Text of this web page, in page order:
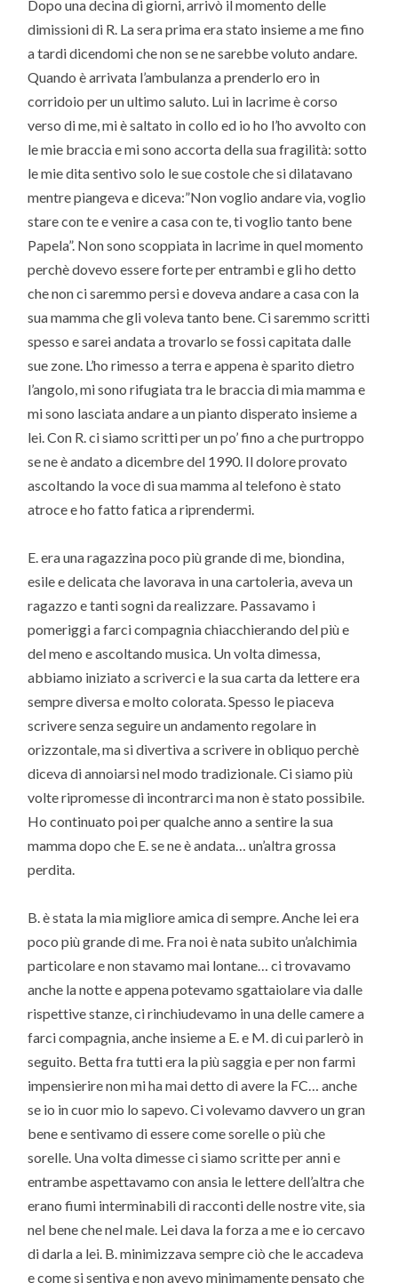
Dopo una decina di giorni, arrivò il momento delle
dimissioni di R. La sera prima era stato insieme a me fino
a tardi dicendomi che non se ne sarebbe voluto andare.
Quando è arrivata l’ambulanza a prenderlo ero in
corridoio per un ultimo saluto. Lui in lacrime è corso
verso di me, mi è saltato in collo ed io ho l’ho avvolto con
le mie braccia e mi sono accorta della sua fragilità: sotto
le mie dita sentivo solo le sue costole che si dilatavano
mentre piangeva e diceva:”Non voglio andare via, voglio
stare con te e venire a casa con te, ti voglio tanto bene
Papela”. Non sono scoppiata in lacrime in quel momento
perchè dovevo essere forte per entrambi e gli ho detto
che non ci saremmo persi e doveva andare a casa con la
sua mamma che gli voleva tanto bene. Ci saremmo scritti
spesso e sarei andata a trovarlo se fossi capitata dalle
sue zone. L’ho rimesso a terra e appena è sparito dietro
l’angolo, mi sono rifugiata tra le braccia di mia mamma e
mi sono lasciata andare a un pianto disperato insieme a
lei. Con R. ci siamo scritti per un po’ fino a che purtroppo
se ne è andato a dicembre del 1990. Il dolore provato
ascoltando la voce di sua mamma al telefono è stato
atroce e ho fatto fatica a riprendermi.
E. era una ragazzina poco più grande di me, biondina,
esile e delicata che lavorava in una cartoleria, aveva un
ragazzo e tanti sogni da realizzare. Passavamo i
pomeriggi a farci compagnia chiacchierando del più e
del meno e ascoltando musica. Un volta dimessa,
abbiamo iniziato a scriverci e la sua carta da lettere era
sempre diversa e molto colorata. Spesso le piaceva
scrivere senza seguire un andamento regolare in
orizzontale, ma si divertiva a scrivere in obliquo perchè
diceva di annoiarsi nel modo tradizionale. Ci siamo più
volte ripromesse di incontrarci ma non è stato possibile.
Ho continuato poi per qualche anno a sentire la sua
mamma dopo che E. se ne è andata… un’altra grossa
perdita.
B. è stata la mia migliore amica di sempre. Anche lei era
poco più grande di me. Fra noi è nata subito un’alchimia
particolare e non stavamo mai lontane… ci trovavamo
anche la notte e appena potevamo sgattaiolare via dalle
rispettive stanze, ci rinchiudevamo in una delle camere a
farci compagnia, anche insieme a E. e M. di cui parlerò in
seguito. Betta fra tutti era la più saggia e per non farmi
impensierire non mi ha mai detto di avere la FC… anche
se io in cuor mio lo sapevo. Ci volevamo davvero un gran
bene e sentivamo di essere come sorelle o più che
sorelle. Una volta dimesse ci siamo scritte per anni e
entrambe aspettavamo con ansia le lettere dell’altra che
erano fiumi interminabili di racconti delle nostre vite, sia
nel bene che nel male. Lei dava la forza a me e io cercavo
di darla a lei. B. minimizzava sempre ciò che le accadeva
e come si sentiva e non avevo minimamente pensato che